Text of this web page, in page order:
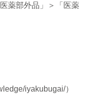
薬部外品」＞「医薬
iyakubugai/）